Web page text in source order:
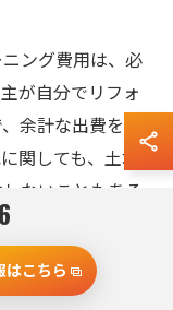
ング費用は、必
が自分でリフォ
余計な出費を抑
関しても、土地
ないこともある
。
とで、税金やロ
。例えば、年度
はこちら